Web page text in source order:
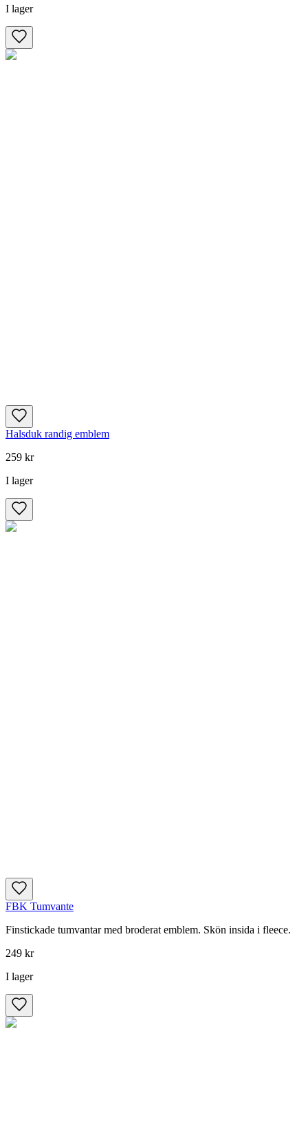
I lager
Halsduk randig emblem
259 kr
I lager
FBK Tumvante
Finstickade tumvantar med broderat emblem. Skön insida i fleece.
249 kr
I lager